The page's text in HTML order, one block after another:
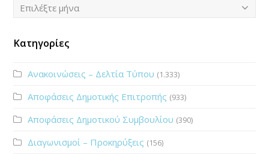
Ιστορικό
Επιλέξτε μήνα
Κατηγορίες
Ανακοινώσεις – Δελτία Τύπου (1.333)
Αποφάσεις Δημοτικής Επιτροπής (933)
Αποφάσεις Δημοτικού Συμβουλίου (390)
Διαγωνισμοί – Προκηρύξεις (156)